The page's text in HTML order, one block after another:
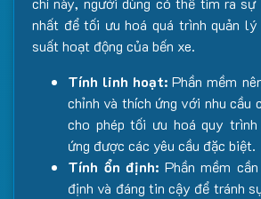
nhất để tối ưu hoá quá trình quản lý
suất hoạt động của bến xe.
Tính linh hoạt: Phần mềm
chỉnh và thích ứng với nhu cầu
cho phép tối ưu hoá quy
ứng được các yêu cầu đặc biệt.
Tính ổn định: Phần mềm
định và đáng tin cậy để tránh